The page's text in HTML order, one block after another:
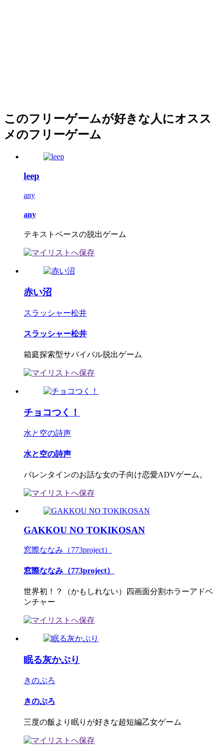
このフリーゲームが好きな人にオスス
メのフリーゲーム
leep
any
any
テキストベースの脱出ゲーム
赤い沼
スラッシャー松井
スラッシャー松井
箱庭探索型サバイバル脱出ゲーム
チョコつく！
水と空の詩声
水と空の詩声
バレンタインのお話な女の子向け恋愛ADVゲーム。
GAKKOU NO TOKIKOSAN
窓際ななみ（773project）
窓際ななみ（773project）
世界初！？（かもしれない）四画面分割ホラーアドベ
ンチャー
眠る灰かぶり
きのぷろ
きのぷろ
三度の飯より眠りが好きな超短編乙女ゲーム